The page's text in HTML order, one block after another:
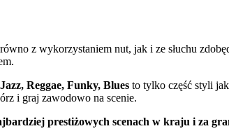
z wykorzystaniem nut, jak i ze słuchu
Jazz, Reggae, Funky, Blues to tylko część styli
i graj zawodowo na scenie.
prestiżowych scenach w kraju i za